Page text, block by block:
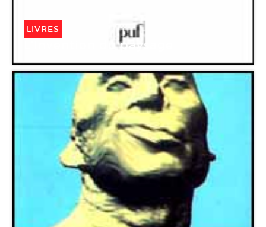
LIVRES
L’Invention du paysage